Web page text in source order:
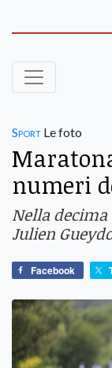
Sport Le foto
numeri
Nella
Julien
Facebook